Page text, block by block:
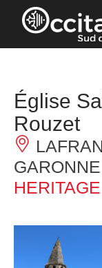
Cookies
Église
Rouzet
HERITAGE